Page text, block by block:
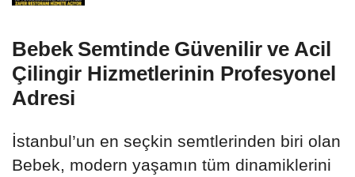
Bebek Semtinde Güvenilir ve Acil
Çilingir Hizmetlerinin Profesyonel
Adresi
İstanbul’un en seçkin semtlerinden biri olan
Bebek, modern yaşamın tüm dinamiklerini